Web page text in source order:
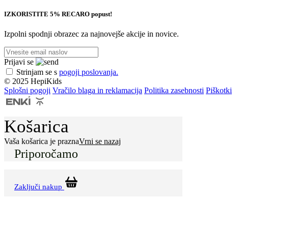
IZKORISTITE 5% RECARO popust!
Izpolni spodnji obrazec za najnovejše akcije in novice.
Prijavi se
Strinjam se s pogoji poslovanja.
© 2025 HepiKids
Splošni pogoji Vračilo blaga in reklamacija Politika zasebnosti Piškotki
Košarica
Vaša košarica je praznaVrni se nazaj
Priporočamo
Zaključi nakup